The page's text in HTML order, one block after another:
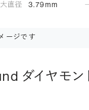
3.79mm
ージです
ダイヤモンド